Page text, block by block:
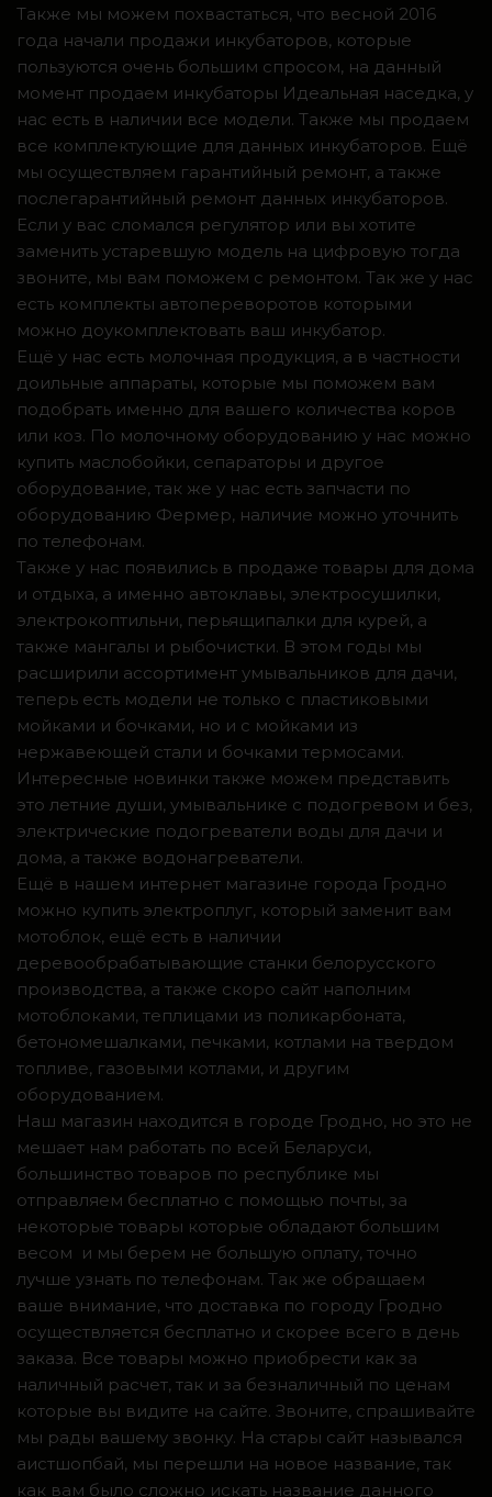
Также мы можем похвастаться, что весной 2016
года начали продажи инкубаторов, которые
пользуются очень большим спросом, на данный
момент продаем инкубаторы Идеальная наседка, у
нас есть в наличии все модели. Также мы продаем
все комплектующие для данных инкубаторов. Ещё
мы осуществляем гарантийный ремонт, а также
послегарантийный ремонт данных инкубаторов.
Если у вас сломался регулятор или вы хотите
заменить устаревшую модель на цифровую тогда
звоните, мы вам поможем с ремонтом. Так же у нас
есть комплекты автопереворотов которыми
можно доукомплектовать ваш инкубатор.
Ещё у нас есть молочная продукция, а в частности
доильные аппараты, которые мы поможем вам
подобрать именно для вашего количества коров
или коз. По молочному оборудованию у нас можно
купить маслобойки, сепараторы и другое
оборудование, так же у нас есть запчасти по
оборудованию Фермер, наличие можно уточнить
по телефонам.
Также у нас появились в продаже товары для дома
и отдыха, а именно автоклавы, электросушилки,
электрокоптильни, перьящипалки для курей, а
также мангалы и рыбочистки. В этом годы мы
расширили ассортимент умывальников для дачи,
теперь есть модели не только с пластиковыми
мойками и бочками, но и с мойками из
нержавеющей стали и бочками термосами.
Интересные новинки также можем представить
это летние души, умывальнике с подогревом и без,
электрические подогреватели воды для дачи и
дома, а также водонагреватели.
Ещё в нашем интернет магазине города Гродно
можно купить электроплуг, который заменит вам
мотоблок, ещё есть в наличии
деревообрабатывающие станки белорусского
производства, а также скоро сайт наполним
мотоблоками, теплицами из поликарбоната,
бетономешалками, печками, котлами на твердом
топливе, газовыми котлами, и другим
оборудованием.
Наш магазин находится в городе Гродно, но это не
мешает нам работать по всей Беларуси,
большинство товаров по республике мы
отправляем бесплатно с помощью почты, за
некоторые товары которые обладают большим
весом и мы берем не большую оплату, точно
лучше узнать по телефонам. Так же обращаем
ваше внимание, что доставка по городу Гродно
осуществляется бесплатно и скорее всего в день
заказа. Все товары можно приобрести как за
наличный расчет, так и за безналичный по ценам
которые вы видите на сайте. Звоните, спрашивайте
мы рады вашему звонку. На стары сайт назывался
аистшопбай, мы перешли на новое название, так
как вам было сложно искать название данного